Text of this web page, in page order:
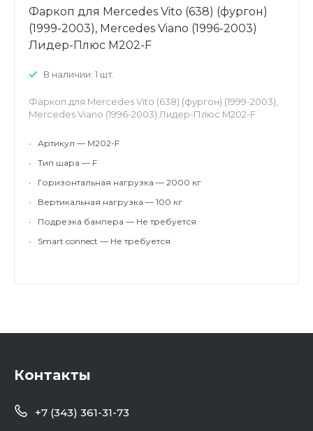
Фаркоп для Mercedes Vito (638) (фургон)
(1999-2003), Mercedes Viano (1996-2003)
Лидер-Плюс M202-F
В наличии: 1 шт.
Фаркоп для Mercedes Vito (638) (фургон) (1999-2003),
Mercedes Viano (1996-2003) Лидер-Плюс M202-F
•
Артикул — M202-F
•
Тип шара — F
•
Горизонтальная нагрузка — 2000 кг
•
Вертикальная нагрузка — 100 кг
•
Подрезка бампера — Не требуется
•
Smart connect — Не требуется
Контакты
+7 (343) 361-31-73